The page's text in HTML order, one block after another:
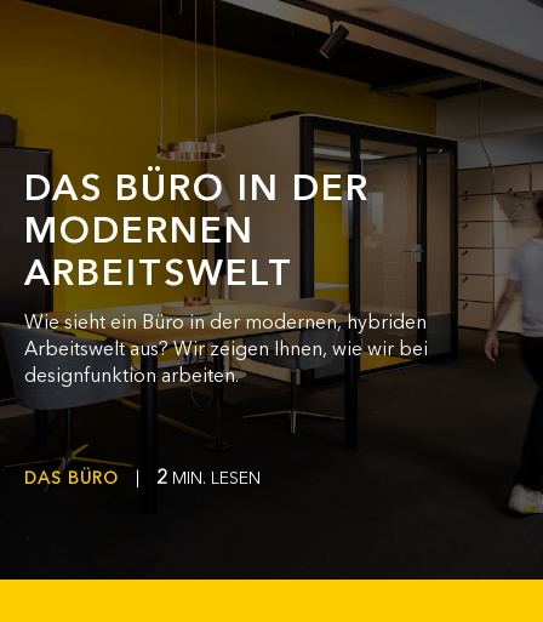
DAS BÜRO IN DER
MODERNEN
ARBEITSWELT
Wie sieht ein Büro in der modernen, hybriden
Arbeitswelt aus? Wir zeigen Ihnen, wie wir bei
designfunktion arbeiten.
DAS BÜRO 2 MIN. LESEN